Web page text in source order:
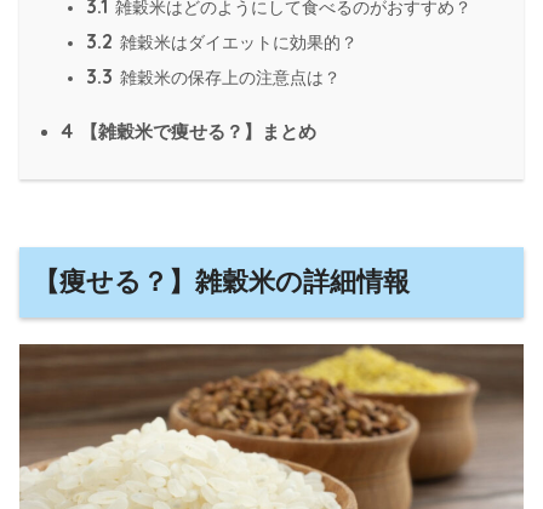
3.1 雑穀米はどのようにして食べるのがおすすめ？
3.2 雑穀米はダイエットに効果的？
3.3 雑穀米の保存上の注意点は？
4 【雑穀米で痩せる？】まとめ
【痩せる？】雑穀米の詳細情報